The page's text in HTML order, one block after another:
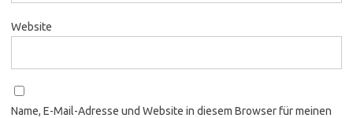
Website
Name, E-Mail-Adresse und Website in diesem Browser für meinen